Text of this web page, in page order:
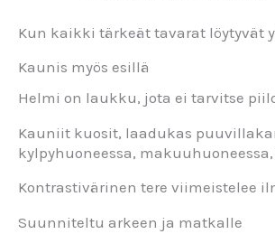
Kun kaikki tärkeät tavarat löytyvät
Kaunis myös esillä
Helmi on laukku, jota ei tarvitse
Kauniit kuosit, laadukas
kylpyhuoneessa,
Kontrastivärinen tere viimeistelee
Suunniteltu arkeen ja matkalle